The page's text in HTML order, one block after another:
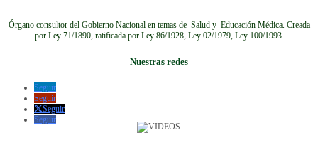
Órgano consultor del Gobierno Nacional en temas de Salud y Educación Médica. Creada
por Ley 71/1890, ratificada por Ley 86/1928, Ley 02/1979, Ley 100/1993.
Nuestras redes
Seguir
Seguir
Seguir
Seguir